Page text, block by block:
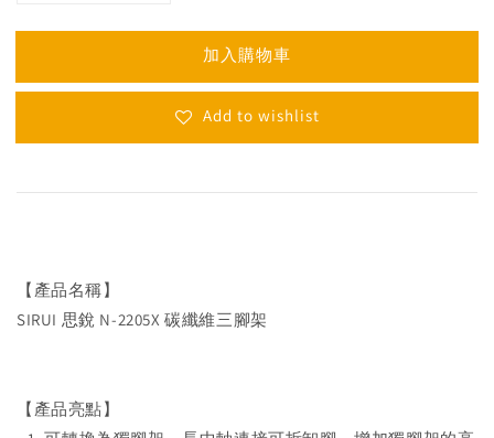
加入購物車
Add to wishlist
【產品名稱】
SIRUI 思銳 N-2205X 碳纖維三腳架
【產品亮點】